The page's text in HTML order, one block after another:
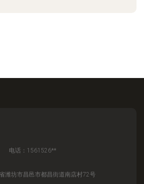
电话：1561526**
潍坊市昌邑市都昌街道南店村72号